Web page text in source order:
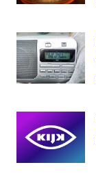
Talpa
Zandvoort